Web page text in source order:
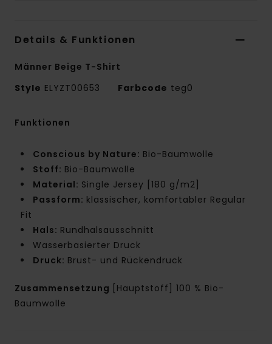
Details & Funktionen
Männer Beige T-Shirt
Style ELYZT00653 Farbcode teg0
Funktionen
Conscious by Nature: Bio-Baumwolle
Stoff: Bio-Baumwolle
Material: Single Jersey [180 g/m2]
Passform: klassischer, komfortabler Regular
Fit
Hals: Rundhalsausschnitt
Wasserbasierter Druck
Druck: Brust- und Rückendruck
Zusammensetzung
[Hauptstoff] 100 % Bio-
Baumwolle